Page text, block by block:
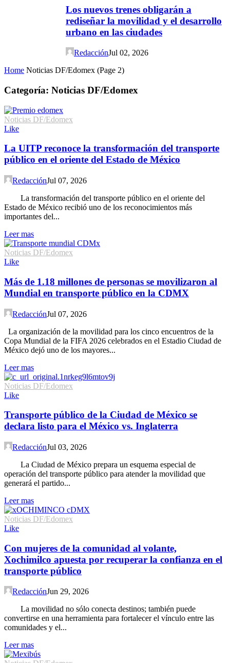
Los nuevos trenes obligarán a
rediseñar la movilidad y el desarrollo
urbano en las ciudades
RedacciónJul 02, 2026
Home Noticias DF/Edomex (Page 2)
Categoría: Noticias DF/Edomex
Noticias DF/Edomex
Like
La UITP reconoce la transformación del transporte
público en el oriente del Estado de México
RedacciónJul 07, 2026
La transformación del transporte público en el oriente del
Estado de México recibió uno de los reconocimientos más
importantes del...
Leer mas
Noticias DF/Edomex
Like
Más de 1.18 millones de personas se movilizaron al
Mundial en transporte público en la CDMX
RedacciónJul 07, 2026
La organización de la movilidad para los cinco encuentros de la
Copa Mundial de la FIFA 2026 celebrados en el Estadio Ciudad de
México dejó uno de los mayores...
Leer mas
Noticias DF/Edomex
Like
Transporte público de la Ciudad de México se
declara listo para el México vs. Inglaterra
RedacciónJul 03, 2026
La Ciudad de México prepara un esquema especial de
operación del transporte público para atender la movilidad que
generará el partido...
Leer mas
Noticias DF/Edomex
Like
Con mujeres de la comunidad al volante,
Xochimilco apuesta por recuperar la confianza en el
transporte público
RedacciónJun 29, 2026
La movilidad no sólo conecta destinos; también puede
convertirse en una herramienta para fortalecer el vínculo entre las
comunidades y el...
Leer mas